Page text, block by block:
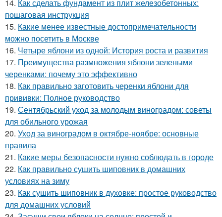
14. Как сделать фундамент из плит железобетонных:
пошаговая инструкция
15. Какие менее известные достопримечательности
можно посетить в Москве
16. Четыре яблони из одной: История роста и развития
17. Преимущества размножения яблони зелеными
черенками: почему это эффективно
18. Как правильно заготовить черенки яблони для
прививки: Полное руководство
19. Сентябрьский уход за молодым виноградом: советы
для обильного урожая
20. Уход за виноградом в октябре-ноябре: основные
правила
21. Какие меры безопасности нужно соблюдать в городе
22. Как правильно сушить шиповник в домашних
условиях на зиму
23. Как сушить шиповник в духовке: простое руководство
для домашних условий